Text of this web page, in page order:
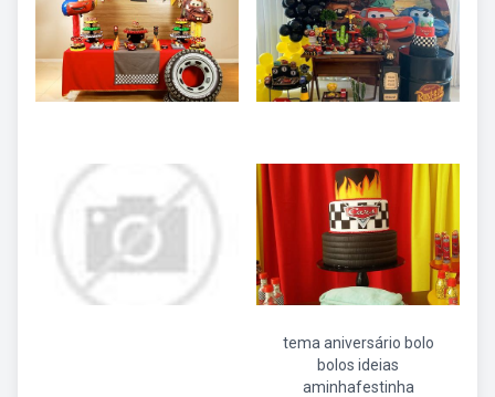
tema aniversário bolo
bolos ideias
aminhafestinha